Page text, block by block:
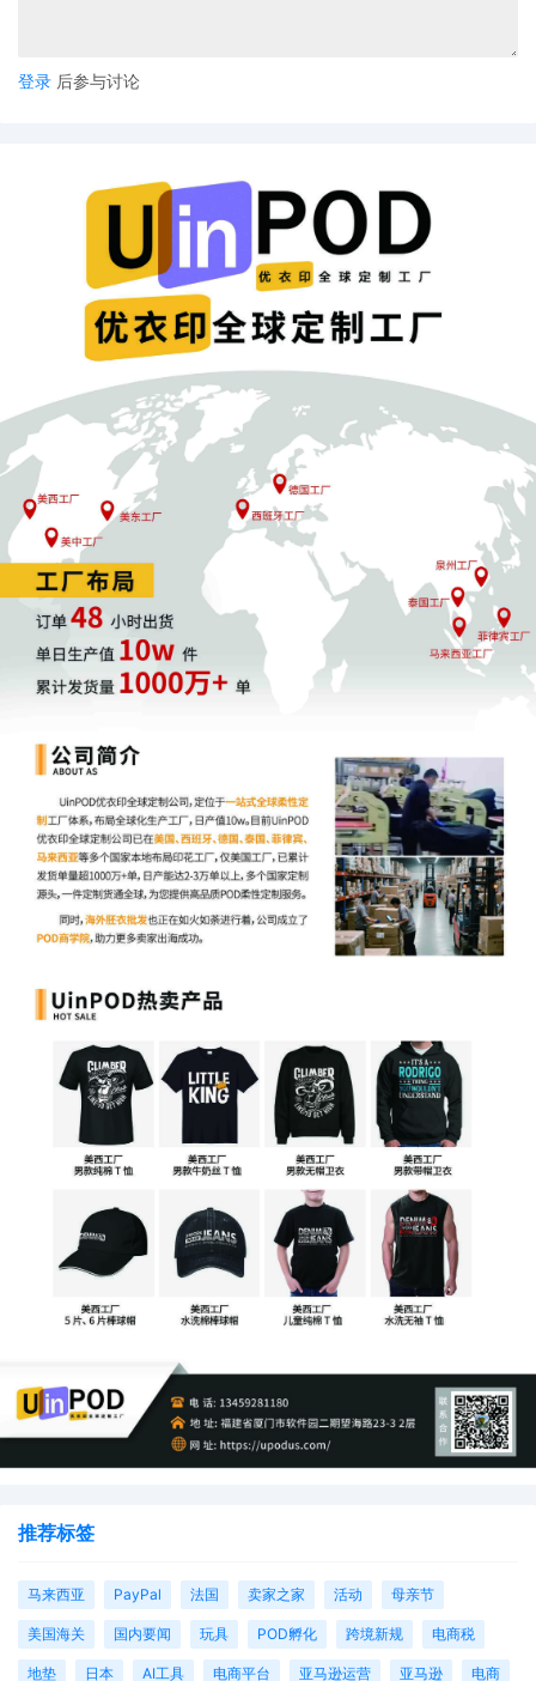
登录 后参与讨论
推荐标签
马来西亚 PayPal 法国 卖家之家 活动 母亲节
美国海关 国内要闻 玩具 POD孵化 跨境新规 电商税
地垫 日本 AI工具 电商平台 亚马逊运营 亚马逊 电商